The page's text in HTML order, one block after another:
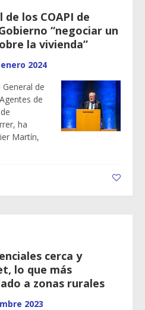
de los COAPI de
“negociar un
la vivienda”
2024
de
de
ha
Martín,
cerca y
lo que más
a zonas rurales
2023